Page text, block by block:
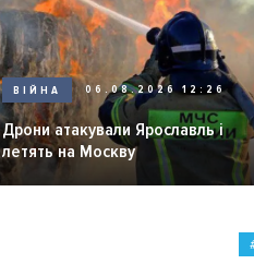
ВІЙНА 06.08.2026 12:26
Дрони атакували Ярославль і
летять на Москву